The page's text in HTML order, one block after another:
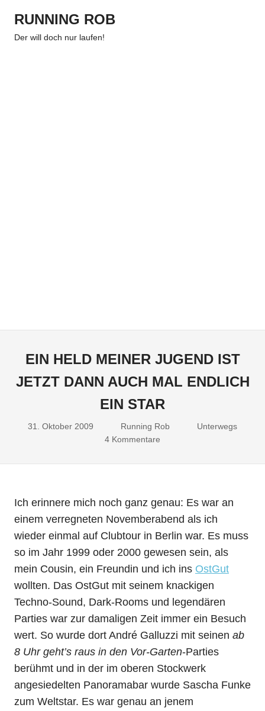
Inhalt
springen
RUNNING ROB
Der will doch nur laufen!
EIN HELD MEINER JUGEND IST
JETZT DANN AUCH MAL ENDLICH
EIN STAR
31. Oktober 2009 Running Rob
Unterwegs
4 Kommentare
Ich erinnere mich noch ganz genau: Es war an
einem verregneten Novemberabend als ich
wieder einmal auf Clubtour in Berlin war. Es muss
so im Jahr 1999 oder 2000 gewesen sein, als
mein Cousin, ein Freundin und ich ins OstGut
wollten. Das OstGut mit seinem knackigen
Techno-Sound, Dark-Rooms und legendären
Parties war zur damaligen Zeit immer ein Besuch
wert. So wurde dort André Galluzzi mit seinen ab
8 Uhr geht’s raus in den Vor-Garten-Parties
berühmt und in der im oberen Stockwerk
angesiedelten Panoramabar wurde Sascha Funke
zum Weltstar. Es war genau an jenem